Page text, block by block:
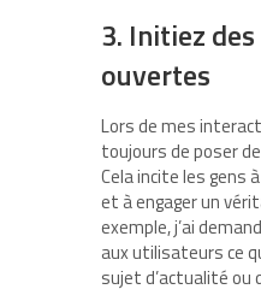
3. Initiez
ouvertes
Lors de mes
toujours de poser
Cela incite les gens
et à engager un
exemple, j’ai
aux utilisateurs ce
sujet d’actualité ou